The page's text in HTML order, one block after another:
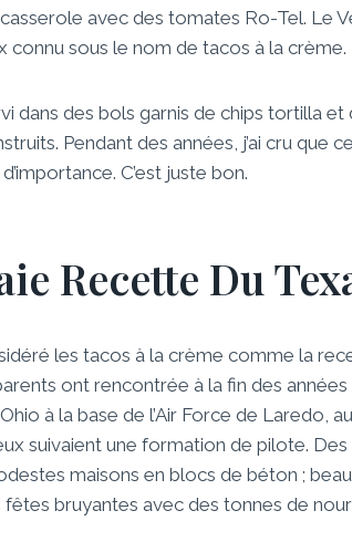
avec des tomates Ro-Tel. Le
connu sous le nom de tacos à la crème.
dans des bols garnis de chips tortilla
Pendant des années, j’ai cru que
C’est juste bon.
Recette Du
les tacos à la crème comme la
ont rencontrée à la fin des
à la base de l’Air Force de Laredo,
suivaient une formation de pilote.
maisons en blocs de béton ;
fêtes bruyantes avec des tonnes de